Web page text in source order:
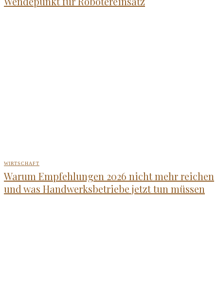
WIRTSCHAFT
Warum Empfehlungen 2026 nicht mehr reichen
und was Handwerksbetriebe jetzt tun müssen